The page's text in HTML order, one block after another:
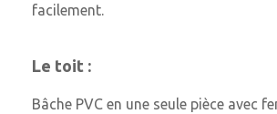
facilement.
Le toit :
Bâche PVC en une seule pièce avec